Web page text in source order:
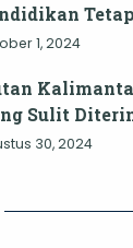
1, 2024
Sulit
30, 2024